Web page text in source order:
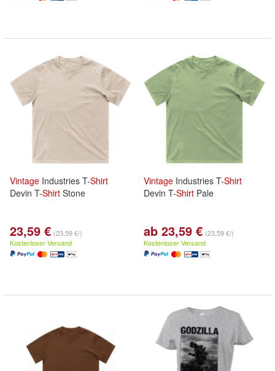
Vintage Industries T-Shirt
Devin T-Shirt Stone
23,59 € (23,59 €/)
Kostenloser Versand
Vintage Industries T-Shirt
Devin T-Shirt Pale
ab 23,59 € (23,59 €/)
Kostenloser Versand